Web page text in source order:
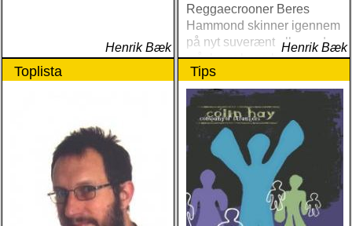
Henrik Bæk
Reggaecrooner Beres
Hammond skinner igennem
på nyt suverænt album, der
måske er hans bedste
gennem tiderne
Henrik Bæk
Toplista Tips